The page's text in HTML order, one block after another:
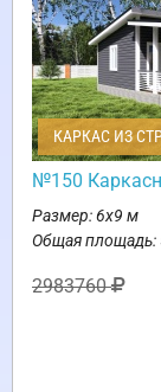
КАРКАС ИЗ
№150
Размер: 6х9 м
Общая площадь:
2983760